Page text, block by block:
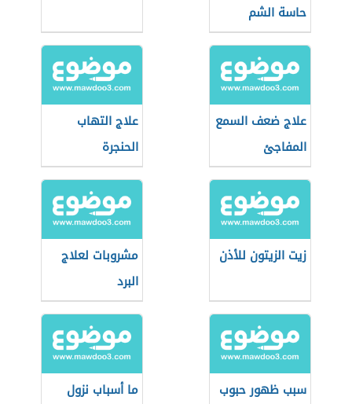
حاسة الشم
علاج ضعف السمع
المفاجئ
علاج التهاب
الحنجرة
زيت الزيتون للأذن
مشروبات لعلاج
البرد
سبب ظهور حبوب
ما أسباب نزول